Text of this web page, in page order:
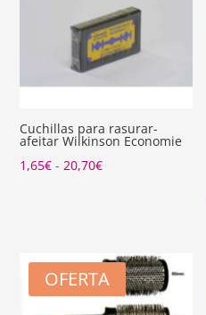
Cuchillas para rasurar-
afeitar Wilkinson Economie
1,65€ - 20,70€Rango
1,65€
hasta
20,70€
OFERTA